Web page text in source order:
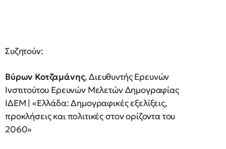
Συζητούν:
Βύρων Κοτζαμάνης, Διευθυντής Ερευνών
Ινστιτούτου Ερευνών Μελετών Δημογραφίας
ΙΔΕΜ | «Ελλάδα: Δημογραφικές εξελίξεις,
προκλήσεις και πολιτικές στον ορίζοντα του
2060»